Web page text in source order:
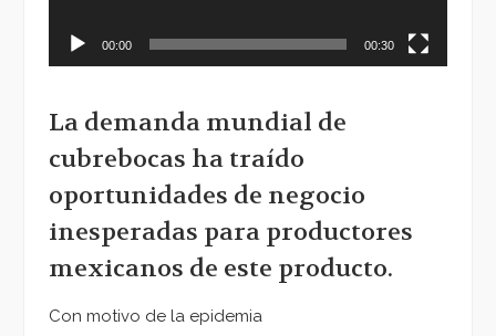
00:00 00:30
La demanda mundial de
cubrebocas ha traído
oportunidades de negocio
inesperadas para productores
mexicanos de este producto.
Con motivo de la epidemia